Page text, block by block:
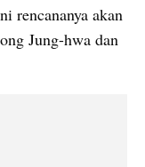
rencananya akan
Jung-hwa dan